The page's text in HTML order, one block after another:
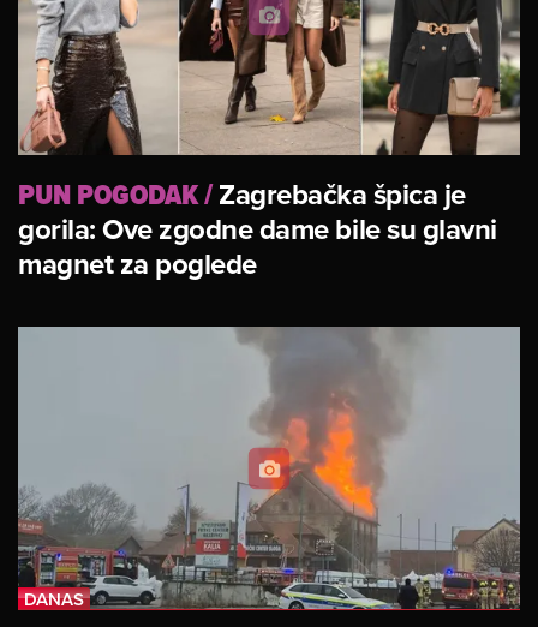
PUN POGODAK/Zagrebačka špica je
gorila: Ove zgodne dame bile su glavni
magnet za poglede